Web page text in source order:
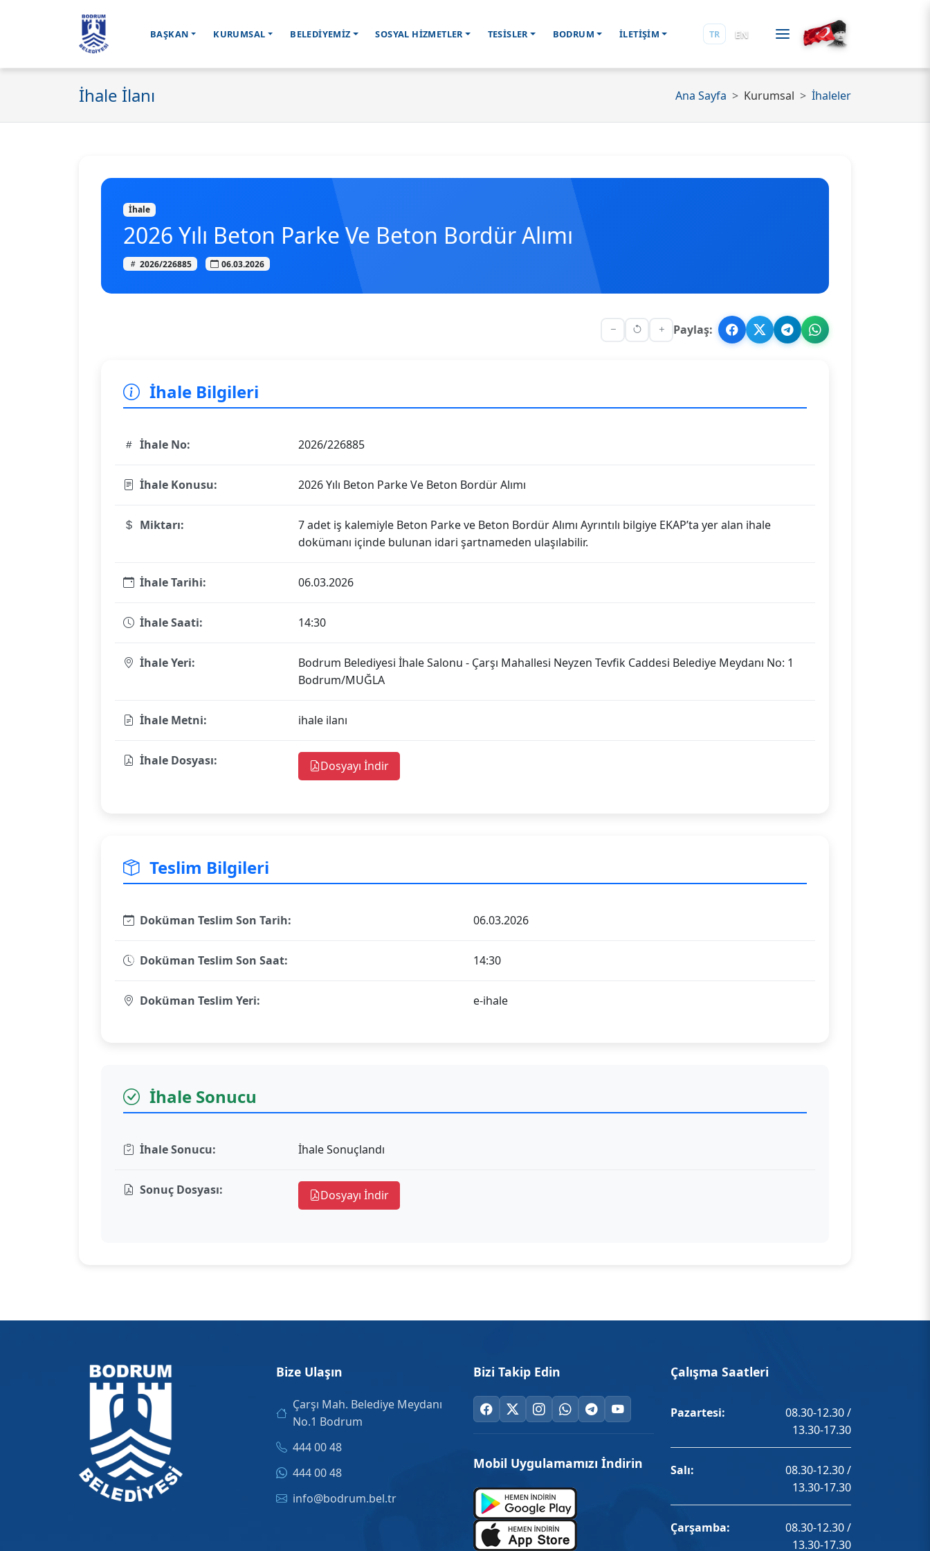
BAŞKAN KURUMSAL BELEDİYEMİZ SOSYAL HİZMETLER TESİSLER BODRUM İLETİŞİM TR EN
İhale İlanı Ana Sayfa Kurumsal İhaleler
İhale
2026 Yılı Beton Parke Ve Beton Bordür Alımı
2026/226885 06.03.2026
Paylaş:
İhale Bilgileri
İhale No: 2026/226885
İhale Konusu: 2026 Yılı Beton Parke Ve Beton Bordür Alımı
Miktarı:
7 adet iş kalemiyle Beton Parke ve Beton Bordür Alımı Ayrıntılı bilgiye EKAP’ta yer alan ihale
dokümanı içinde bulunan idari şartnameden ulaşılabilir.
İhale Tarihi: 06.03.2026
İhale Saati: 14:30
İhale Yeri:
Bodrum Belediyesi İhale Salonu - Çarşı Mahallesi Neyzen Tevfik Caddesi Belediye Meydanı No: 1
Bodrum/MUĞLA
İhale Metni: ihale ilanı
İhale Dosyası: Dosyayı İndir
Teslim Bilgileri
Doküman Teslim Son Tarih: 06.03.2026
Doküman Teslim Son Saat: 14:30
Doküman Teslim Yeri: e-ihale
İhale Sonucu
İhale Sonucu: İhale Sonuçlandı
Sonuç Dosyası: Dosyayı İndir
Bize Ulaşın
Çarşı Mah. Belediye Meydanı
No.1 Bodrum
444 00 48
444 00 48
info@bodrum.bel.tr
Bizi Takip Edin
Mobil Uygulamamızı İndirin
Çalışma Saatleri
Pazartesi:
08.30-12.30 /
13.30-17.30
Salı:
08.30-12.30 /
13.30-17.30
Çarşamba:
08.30-12.30 /
13.30-17.30